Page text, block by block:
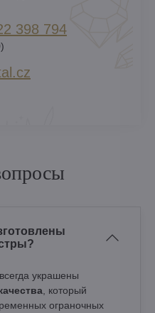
398 794​
украшены
, который
ограночных